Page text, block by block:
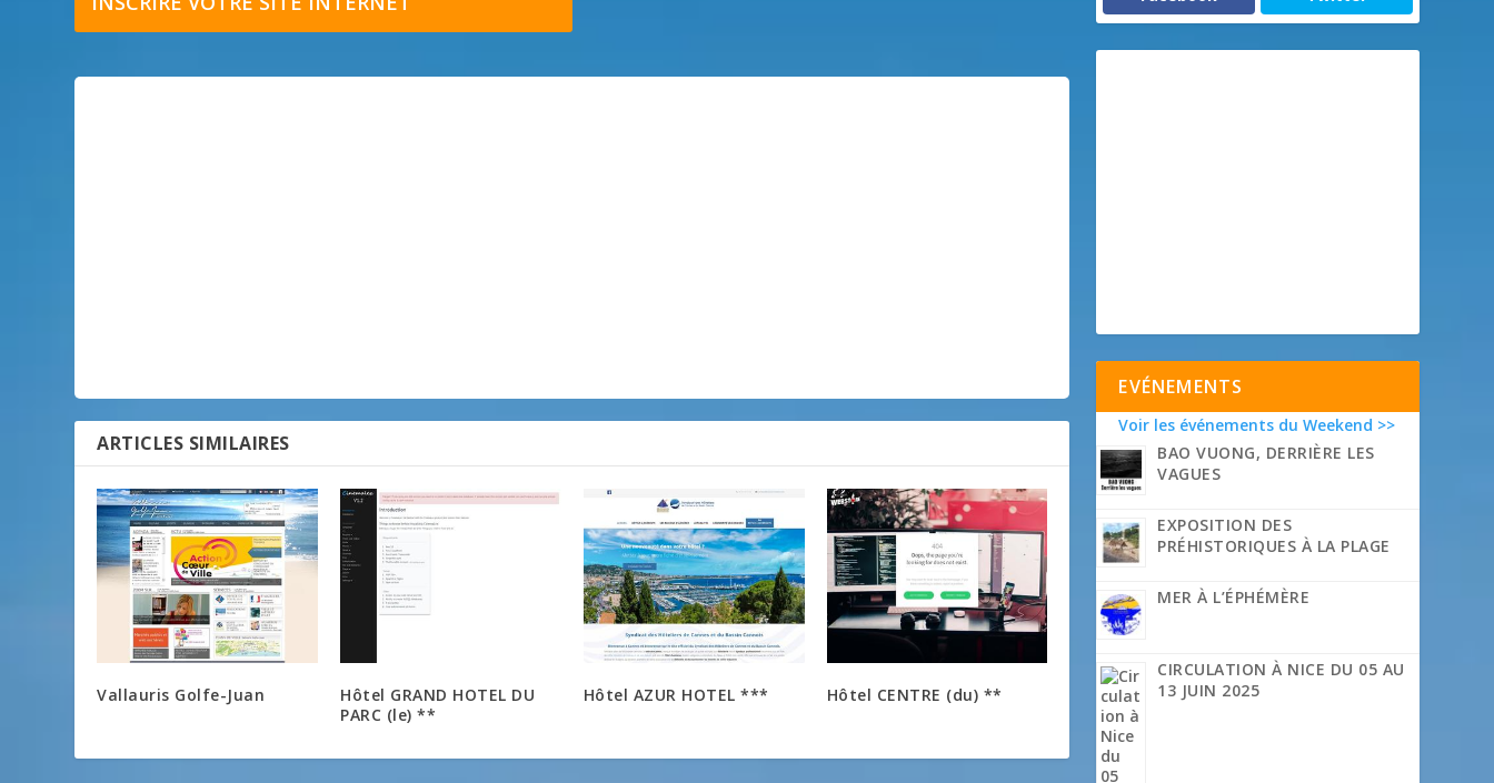
ARTICLES SIMILAIRES
Vallauris Golfe-Juan
Hôtel GRAND HOTEL DU
PARC (le) **
Hôtel AZUR HOTEL *** Hôtel CENTRE (du) **
EVÉNEMENTS
Voir les événements du Weekend >>
BAO VUONG, DERRIÈRE LES
VAGUES
EXPOSITION DES
PRÉHISTORIQUES À LA PLAGE
MER À L’ÉPHÉMÈRE
CIRCULATION À NICE DU 05 AU
13 JUIN 2025